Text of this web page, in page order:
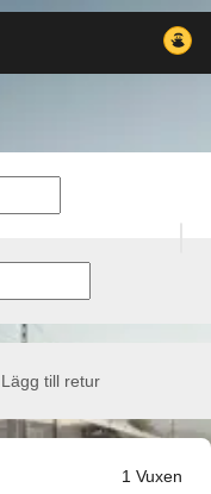
Lägg till retur
1 Vuxen